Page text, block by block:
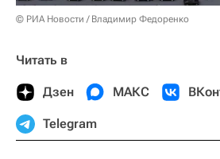
© РИА Новости / Владимир Федоренко
Читать в
Дзен МАКС
Telegram